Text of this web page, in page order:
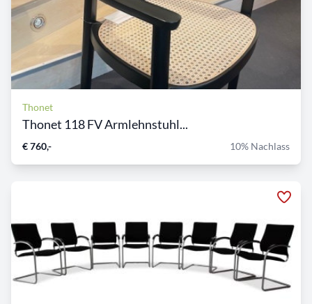
Thonet
Thonet 118 FV Armlehnstuhl...
€ 760,- 10% Nachlass